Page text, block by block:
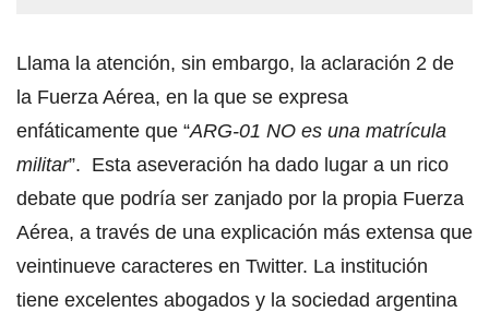
Llama la atención, sin embargo, la aclaración 2 de
la Fuerza Aérea, en la que se expresa
enfáticamente que “ARG-01 NO es una matrícula
militar”. Esta aseveración ha dado lugar a un rico
debate que podría ser zanjado por la propia Fuerza
Aérea, a través de una explicación más extensa que
veintinueve caracteres en Twitter. La institución
tiene excelentes abogados y la sociedad argentina